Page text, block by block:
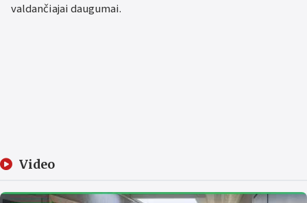
valdančiajai daugumai.
Video